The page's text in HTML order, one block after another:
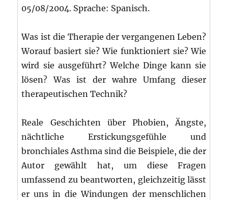
05/08/2004. Sprache: Spanisch.
Was ist die Therapie der vergangenen Leben?
Worauf basiert sie? Wie funktioniert sie? Wie
wird sie ausgeführt? Welche Dinge kann sie
lösen? Was ist der wahre Umfang dieser
therapeutischen Technik?
Reale Geschichten über Phobien, Ängste,
nächtliche Erstickungsgefühle und
bronchiales Asthma sind die Beispiele, die der
Autor gewählt hat, um diese Fragen
umfassend zu beantworten, gleichzeitig lässt
er uns in die Windungen der menschlichen